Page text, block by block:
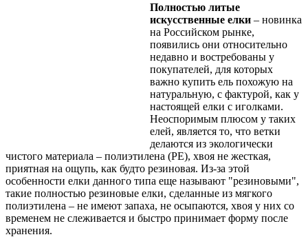
Полностью литые
искусственные елки – новинка
на Российском рынке,
появились они относительно
недавно и востребованы у
покупателей, для которых
важно купить ель похожую на
натуральную, с фактурой, как у
настоящей елки с иголками.
Неоспоримым плюсом у таких
елей, является то, что ветки
делаются из экологически
чистого материала – полиэтилена (PE), хвоя не жесткая,
приятная на ощупь, как будто резиновая. Из-за этой
особенности елки данного типа еще называют "резиновыми",
такие полностью резиновые елки, сделанные из мягкого
полиэтилена – не имеют запаха, не осыпаются, хвоя у них со
временем не слеживается и быстро принимает форму после
хранения.